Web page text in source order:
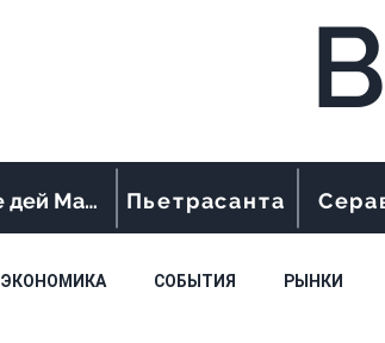
Форте дей Марми Пьетрасанта
ЭКОНОМИКА СОБЫТИЯ РЫНКИ